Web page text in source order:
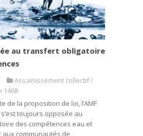
au transfert obligatoire
Assainissement collectif /
1468
de la proposition de loi, l’AMF
toujours opposée au
des compétences eau et
communautés de